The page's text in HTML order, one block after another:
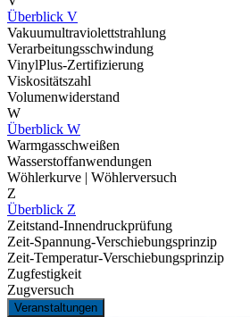
Überblick V
Vakuumultraviolettstrahlung
Verarbeitungsschwindung
VinylPlus-Zertifizierung
Viskositätszahl
Volumenwiderstand
W
Überblick W
Warmgasschweißen
Wasserstoffanwendungen
Wöhlerkurve | Wöhlerversuch
Z
Überblick Z
Zeitstand-Innendruckprüfung
Zeit-Spannung-Verschiebungsprinzip
Zeit-Temperatur-Verschiebungsprinzip
Zugfestigkeit
Zugversuch
Veranstaltungen